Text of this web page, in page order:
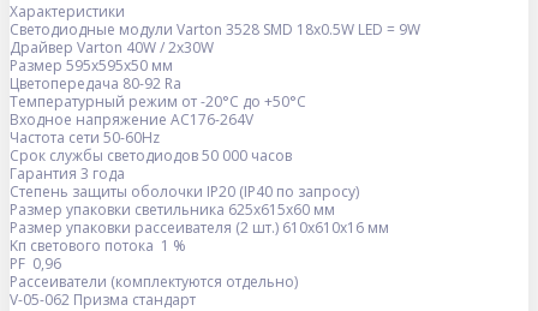
Характеристики
Светодиодные модули Varton 3528 SMD 18х0.5W LED = 9W
Драйвер Varton 40W / 2х30W
Размер 595х595х50 мм
Цветопередача 80-92 Ra
Температурный режим от -20°С до +50°С
Входное напряжение AC176-264V
Частота сети 50-60Hz
Срок службы светодиодов 50 000 часов
Гарантия 3 года
Степень защиты оболочки IP20 (IP40 по запросу)
Размер упаковки светильника 625х615х60 мм
Размер упаковки рассеивателя (2 шт.) 610х610х16 мм
Kп светового потока 1 %
PF 0,96
Рассеиватели (комплектуются отдельно)
V-05-062 Призма стандарт